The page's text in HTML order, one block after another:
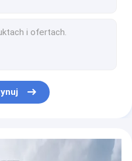
AC120-240V 120W 240W
CCT do oświetlenia łazienki
regulacja CCT kontroler czujnika podczerwieni
napięcia z funkcją ściemniania jasności